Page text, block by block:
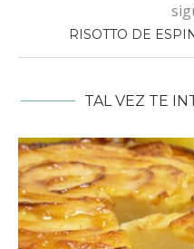
RISOTTO DE
TAL VEZ TE